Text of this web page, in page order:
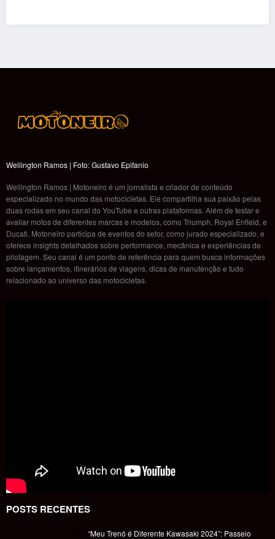
Wellington Ramos | Foto: Gustavo Epifanio
Wellington Ramos | Motoneiro é um jornalista e criador de conteúdo
especializado no mundo das motocicletas. Ele compartilha sua paixão pelas
duas rodas em seu canal do YouTube e outras plataformas. Além de testar e
avaliar motos de diferentes marcas e modelos, como Triumph, Royal Enfield, e
Ducati, Motoneiro participa de eventos do setor, como jurado especializado, e
oferece insights detalhados sobre performance, mecânica e experiências de
pilotagem. Seu canal é um ponto de referência para quem busca informações
sobre lançamentos, itinerários de viagens, dicas de manutenção e tudo
relacionado ao universo das motocicletas.
POSTS RECENTES
“Meu Trenó é Diferente Kawasaki 2024”: Passeio